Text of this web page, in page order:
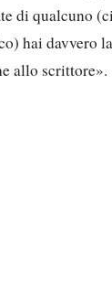
di qualcuno
hai davvero
allo scrittore».